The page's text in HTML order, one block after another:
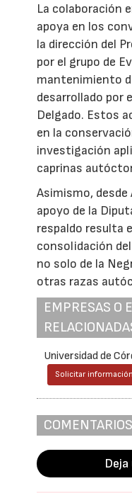
La colaboración
apoya en los
la dirección del
por el grupo de
mantenimiento
desarrollado por
Delgado. Estos
en la
investigación
caprinas
Asimismo, desde
apoyo de la
respaldo resulta
consolidación
no solo de la
otras razas
EMPRESAS O
Universidad de
Solicitar información